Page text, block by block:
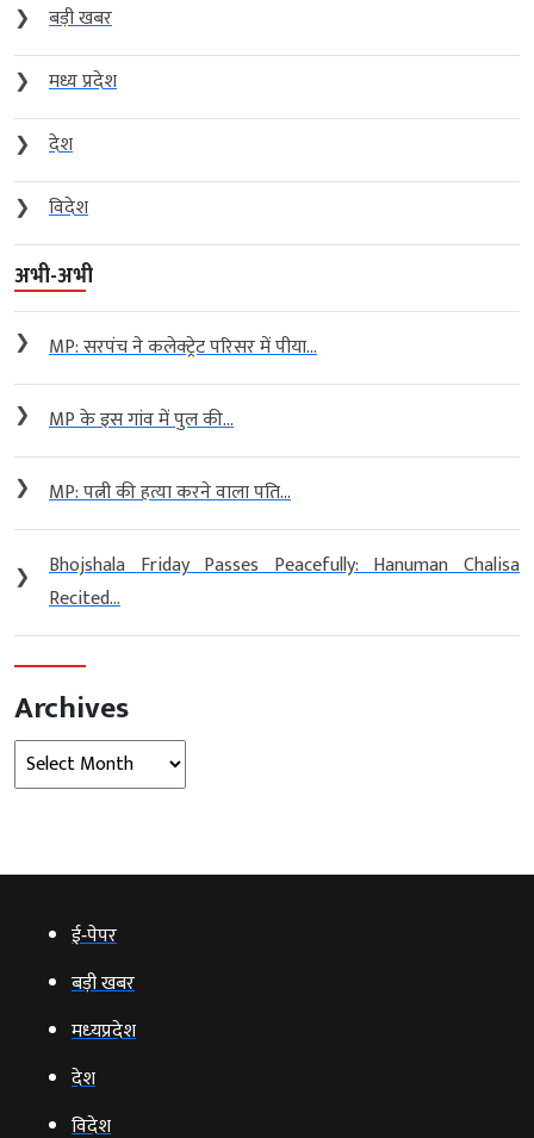
❯
बड़ी खबर
❯
मध्य प्रदेश
❯
देश
❯
विदेश
अभी-अभी
❯ MP: सरपंच ने कलेक्ट्रेट परिसर में पीया...
❯ MP के इस गांव में पुल की...
❯ MP: पत्नी की हत्या करने वाला पति...
❯
Bhojshala Friday Passes Peacefully: Hanuman Chalisa
Recited...
Archives
Archives
ई‑पेपर
बड़ी खबर
मध्‍यप्रदेश
देश
विदेश